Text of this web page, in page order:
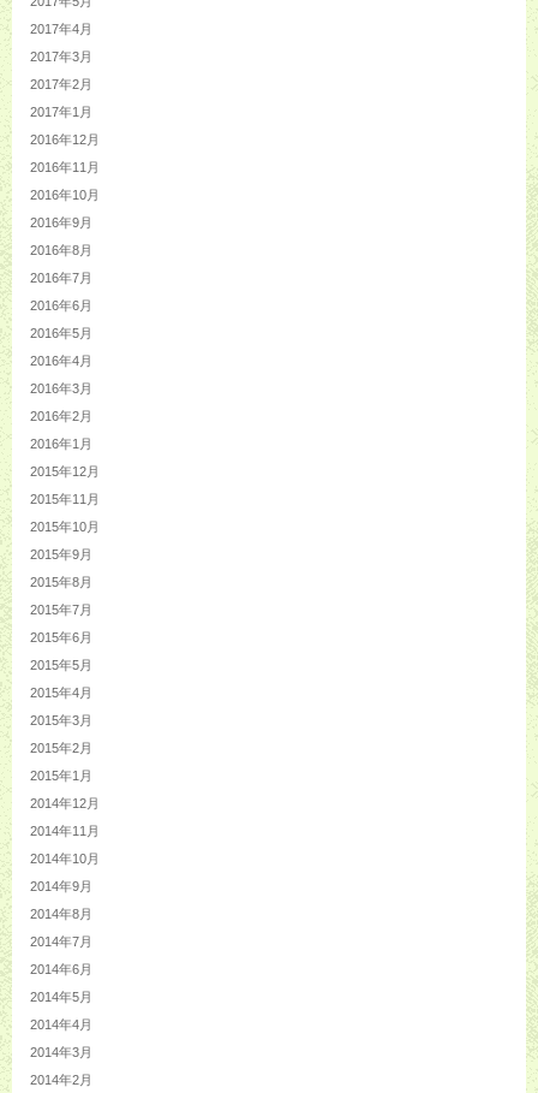
2017年4月
2017年3月
2017年2月
2017年1月
2016年12月
2016年11月
2016年10月
2016年9月
2016年8月
2016年7月
2016年6月
2016年5月
2016年4月
2016年3月
2016年2月
2016年1月
2015年12月
2015年11月
2015年10月
2015年9月
2015年8月
2015年7月
2015年6月
2015年5月
2015年4月
2015年3月
2015年2月
2015年1月
2014年12月
2014年11月
2014年10月
2014年9月
2014年8月
2014年7月
2014年6月
2014年5月
2014年4月
2014年3月
2014年2月